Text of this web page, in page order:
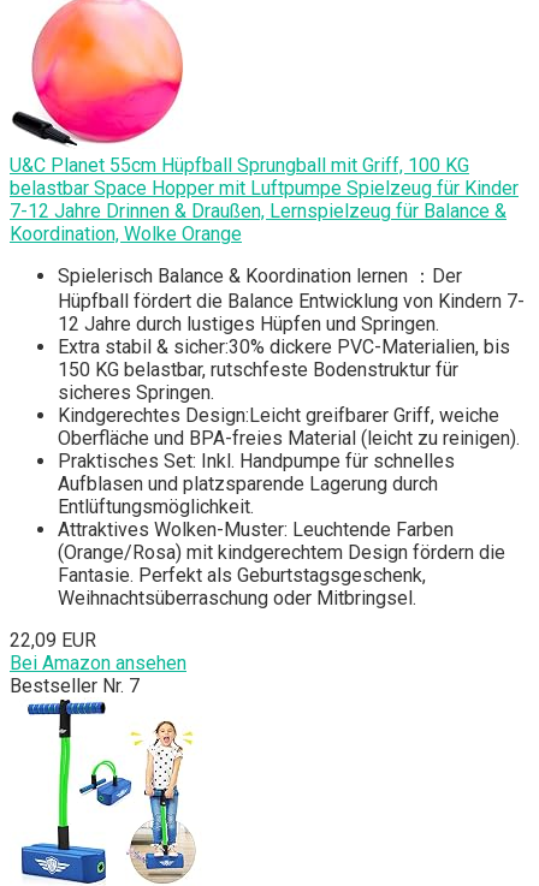
U&C Planet 55cm Hüpfball Sprungball mit Griff, 100 KG
belastbar Space Hopper mit Luftpumpe Spielzeug für Kinder
7-12 Jahre Drinnen & Draußen, Lernspielzeug für Balance &
Koordination, Wolke Orange
Spielerisch Balance & Koordination lernen ：Der
Hüpfball fördert die Balance Entwicklung von Kindern 7-
12 Jahre durch lustiges Hüpfen und Springen.
Extra stabil & sicher:30% dickere PVC-Materialien, bis
150 KG belastbar, rutschfeste Bodenstruktur für
sicheres Springen.
Kindgerechtes Design:Leicht greifbarer Griff, weiche
Oberfläche und BPA-freies Material (leicht zu reinigen).
Praktisches Set: Inkl. Handpumpe für schnelles
Aufblasen und platzsparende Lagerung durch
Entlüftungsmöglichkeit.
Attraktives Wolken-Muster: Leuchtende Farben
(Orange/Rosa) mit kindgerechtem Design fördern die
Fantasie. Perfekt als Geburtstagsgeschenk,
Weihnachtsüberraschung oder Mitbringsel.
22,09 EUR
Bei Amazon ansehen
Bestseller Nr. 7